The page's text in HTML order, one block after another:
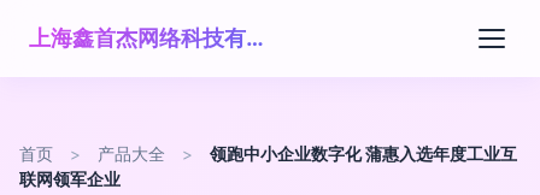
上海鑫首杰网络科技有限公司
首页 > 产品大全 >
领跑中小企业数字化 蒲惠入选年度工业互
联网领军企业